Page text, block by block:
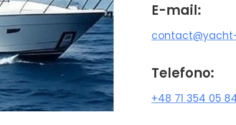
E-mail:
Telefono:
+48 71 354 05